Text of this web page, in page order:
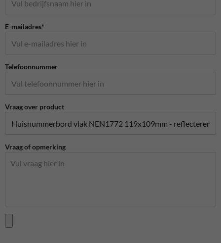
E-mailadres*
Telefoonnummer
Vraag over product
Vraag of opmerking